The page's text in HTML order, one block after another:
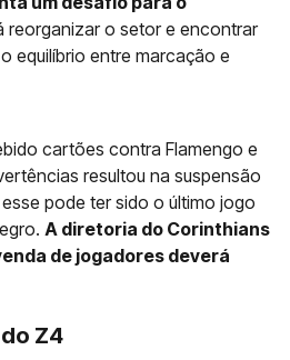
reorganizar o setor e encontrar
equilíbrio entre marcação e
cartões contra Flamengo e
resultou na suspensão
pode ter sido o último jogo
A diretoria do Corinthians
de jogadores deverá
Z4